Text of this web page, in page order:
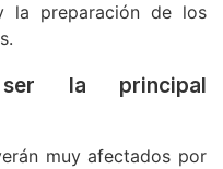
la preparación de los
la principal
muy afectados por